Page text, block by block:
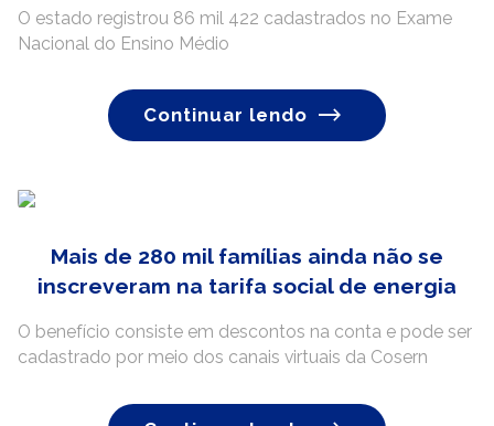
O estado registrou 86 mil 422 cadastrados no Exame
Nacional do Ensino Médio
Continuar lendo
Mais de 280 mil famílias ainda não se
inscreveram na tarifa social de energia
O benefício consiste em descontos na conta e pode ser
cadastrado por meio dos canais virtuais da Cosern